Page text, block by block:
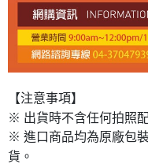
【注意事項】
※ 出貨時不含任何拍照
※ 進口商品均為原廠包
貨。